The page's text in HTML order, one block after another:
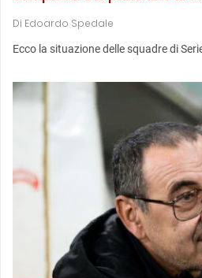
Di Edoardo Spedale
Ecco la situazione delle squadre di